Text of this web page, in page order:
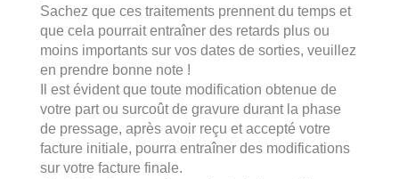
Sachez que ces traitements prennent du temps et
que cela pourrait entraîner des retards plus ou
moins importants sur vos dates de sorties, veuillez
en prendre bonne note !
Il est évident que toute modification obtenue de
votre part ou surcoût de gravure durant la phase
de pressage, après avoir reçu et accepté votre
facture initiale, pourra entraîner des modifications
sur votre facture finale.